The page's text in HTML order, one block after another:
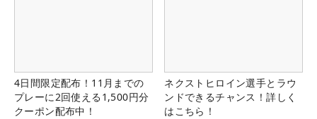
4日間限定配布！11月までの
プレーに2回使える1,500円分
クーポン配布中！
ネクストヒロイン選手とラウ
ンドできるチャンス！詳しく
はこちら！